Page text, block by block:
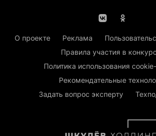
О проекте Реклама
Правила участия в
Политика использования
Рекомендательные
Задать вопрос эксперту